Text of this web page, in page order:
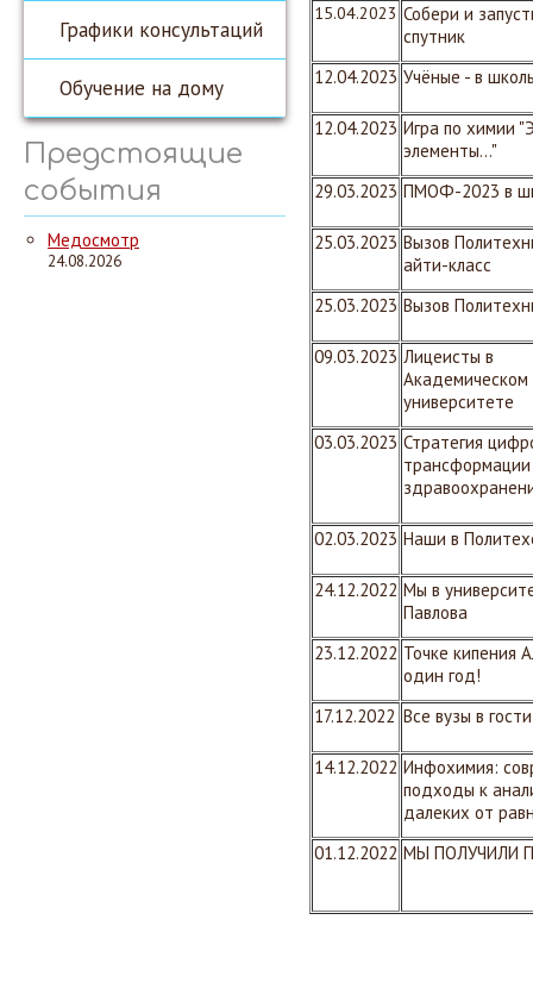
Графики консультаций
Обучение на дому
Предстоящие
события
Медосмотр
24.08.2026
15.04.2023 Собери и
спутник
12.04.2023 Учёные - в
12.04.2023 Игра по химии
элементы..."
29.03.2023 ПМОФ-2023 в
25.03.2023 Вызов
айти-класс
25.03.2023 Вызов
09.03.2023 Лицеисты в
Академическом
университете
03.03.2023 Стратегия
02.03.2023 Наши в
24.12.2022 Мы в
Павлова
23.12.2022 Точке кипения
один год!
17.12.2022 Все вузы в
14.12.2022 Инфохимия:
подходы к
далеких от
01.12.2022 МЫ ПОЛУЧИЛИ